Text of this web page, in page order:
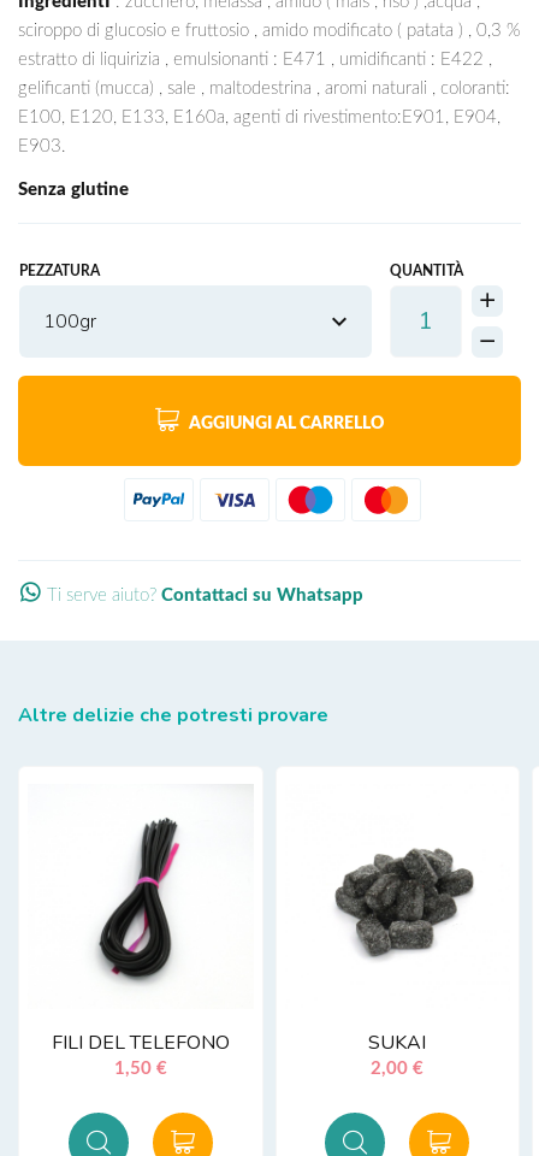
sciroppo di glucosio e fruttosio , amido modificato ( patata ) , 0,3 %
estratto di liquirizia , emulsionanti : E471 , umidificanti : E422 ,
gelificanti (mucca) , sale , maltodestrina , aromi naturali , coloranti:
E100, E120, E133, E160a, agenti di rivestimento:E901, E904,
E903.
Senza glutine
PEZZATURA
100gr
QUANTITÀ
AGGIUNGI AL CARRELLO
Ti serve aiuto? Contattaci su Whatsapp
Altre delizie che potresti provare
FILI DEL TELEFONO
1,50 €
SUKAI
2,00 €